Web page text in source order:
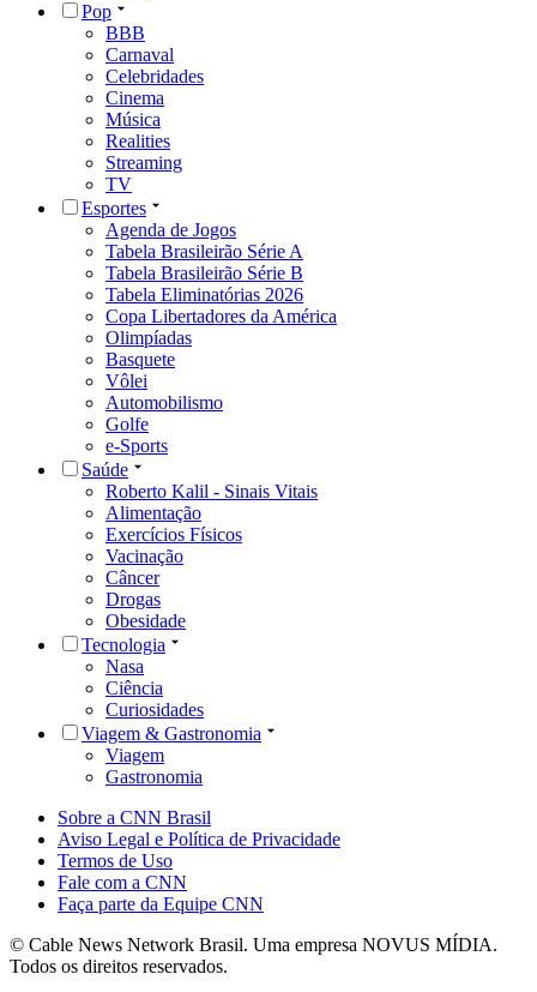
Pop
BBB
Carnaval
Celebridades
Cinema
Música
Realities
Streaming
TV
Esportes
Agenda de Jogos
Tabela Brasileirão Série A
Tabela Brasileirão Série B
Tabela Eliminatórias 2026
Copa Libertadores da América
Olimpíadas
Basquete
Vôlei
Automobilismo
Golfe
e-Sports
Saúde
Roberto Kalil - Sinais Vitais
Alimentação
Exercícios Físicos
Vacinação
Câncer
Drogas
Obesidade
Tecnologia
Nasa
Ciência
Curiosidades
Viagem & Gastronomia
Viagem
Gastronomia
Sobre a CNN Brasil
Aviso Legal e Política de Privacidade
Termos de Uso
Fale com a CNN
Faça parte da Equipe CNN
© Cable News Network Brasil. Uma empresa NOVUS MÍDIA.
Todos os direitos reservados.